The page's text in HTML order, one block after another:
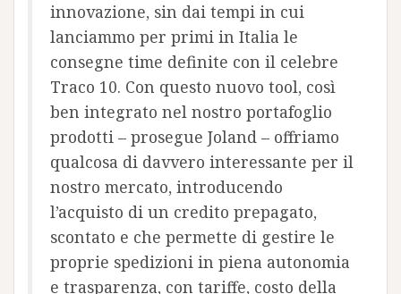
innovazione, sin dai tempi in cui
lanciammo per primi in Italia le
consegne time definite con il celebre
Traco 10. Con questo nuovo tool, così
ben integrato nel nostro portafoglio
prodotti – prosegue Joland – offriamo
qualcosa di davvero interessante per il
nostro mercato, introducendo
l’acquisto di un credito prepagato,
scontato e che permette di gestire le
proprie spedizioni in piena autonomia
e trasparenza, con tariffe, costo della